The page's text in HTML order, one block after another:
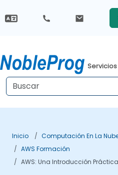
Inicio
Computación En La
AWS Formación
AWS: Una Introducción